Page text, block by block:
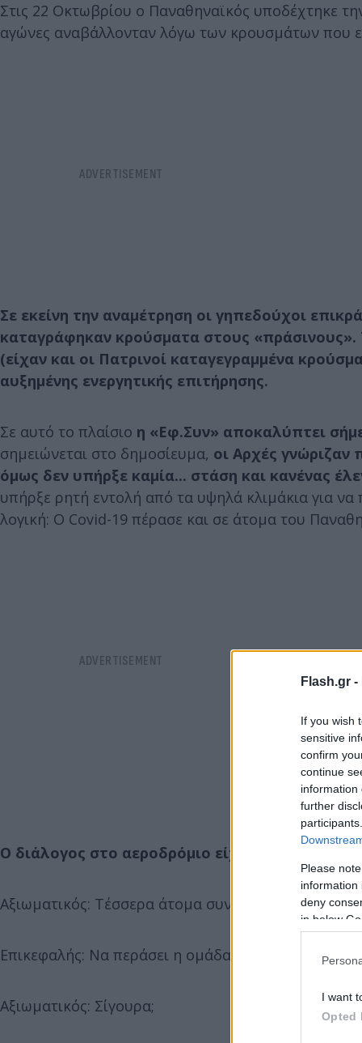
Flash.gr -
If you wish
sensitive
confirm
continue
information
further
Please
information
deny
in below
I want
Opted
Στις 22 Οκτωβρίου ο Παναθηναϊκός υποδέχτηκε
αγώνες αναβάλλονταν λόγω των κρουσμάτων που
Σε εκείνη την αναμέτρηση οι γηπεδούχοι
καταγράφηκαν κρούσματα στους «πράσινους».
(είχαν και οι Πατρινοί καταγεγραμμένα
αυξημένης ενεργητικής επιτήρησης.
Σε αυτό το πλαίσιο η «Εφ.Συν» αποκαλύπτει
σημειώνεται στο δημοσίευμα, οι Αρχές
όμως δεν υπήρξε καμία... στάση και κανένας
υπήρξε ρητή εντολή από τα υψηλά κλιμάκια για
λογική: Ο Covid-19 πέρασε και σε άτομα του
Ο διάλογος στο αεροδρόμιο είχε -σύμφωνα
Αξιωματικός: Τέσσερα άτομα συνοδείας από τη
Επικεφαλής: Να περάσει η ομάδα!
Αξιωματικός: Σίγουρα;